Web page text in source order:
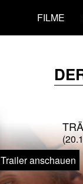
FILME
Trailer anschauen